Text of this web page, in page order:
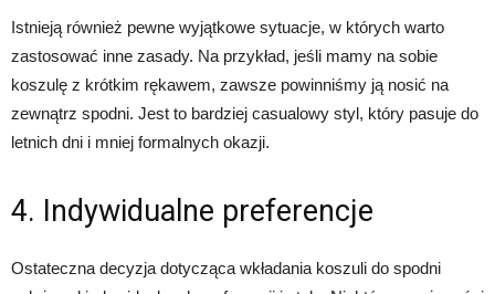
Istnieją również pewne wyjątkowe sytuacje, w których warto
zastosować inne zasady. Na przykład, jeśli mamy na sobie
koszulę z krótkim rękawem, zawsze powinniśmy ją nosić na
zewnątrz spodni. Jest to bardziej casualowy styl, który pasuje do
letnich dni i mniej formalnych okazji.
4. Indywidualne preferencje
Ostateczna decyzja dotycząca wkładania koszuli do spodni